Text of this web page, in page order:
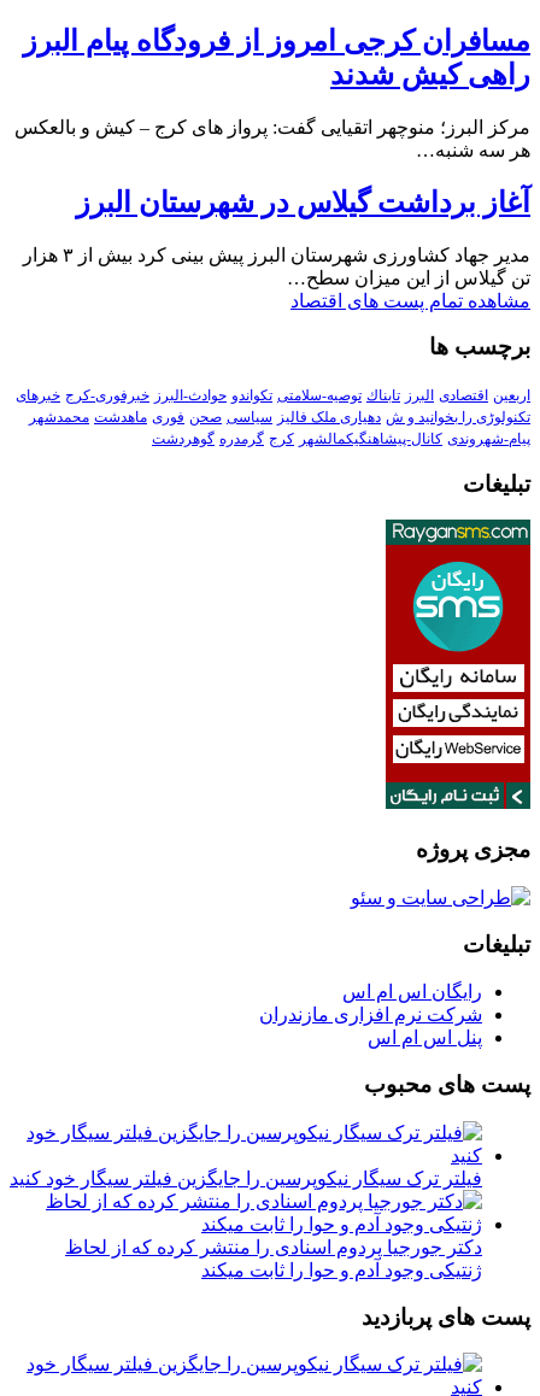
مسافران کرجی امروز از فرودگاه پیام البرز
راهی کیش شدند
مرکز البرز؛ منوچهر اتقیایی گفت: پرواز های کرج – کیش و بالعکس
هر سه شنبه…
آغاز برداشت گیلاس در شهرستان البرز
مدیر جهاد کشاورزی شهرستان البرز پیش بینی کرد بیش از ۳ هزار
تن گیلاس از این میزان سطح…
مشاهده تمام پست های اقتصاد
برچسب ها
اربعین اقتصادی البرز تابناك توصیه-سلامتی تکواندو حوادث-البرز خبرفوری-کرج خبرهای
تکنولوڑی را بخوانید و ش دهیاری ملک فالیز سیاسی صحن فوری ماهدشت محمدشهر
پیام-شهروندی کانال-پیشاهنگیکمالشهر کرج گرمدره گوهردشت
تبلیغات
مجزی پروژه
تبلیغات
رایگان اس ام اس
شرکت نرم افزاری مازندران
پنل اس ام اس
پست های محبوب
فیلتر ترک سیگار نیکوپرسین را جایگزین فیلتر سیگار خود کنید
دکتر جورجیا پردوم اسنادی را منتشر کرده که از لحاظ
ژنتیکی وجود آدم و حوا را ثابت میکند
پست های پربازدید